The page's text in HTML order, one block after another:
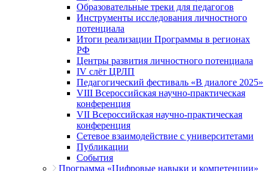
Образовательные треки для педагогов
Инструменты исследования личностного
потенциала
Итоги реализации Программы в регионах
РФ
Центры развития личностного потенциала
IV слёт ЦРЛП
Педагогический фестиваль «В диалоге 2025»
VIII Всероссийская научно-практическая
конференция
VII Всероссийская научно-практическая
конференция
Сетевое взаимодействие с университетами
Публикации
События
Программа «Цифровые навыки и компетенции»